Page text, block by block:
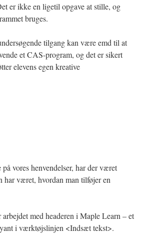
er ikke en ligetil opgave at stille, og
bruges.
tilgang kan være emd til at
et CAS-program, og det er sikert
elevens egen kreative
vores henvendelser, har der været
har været, hvordan man tilføjer en
med headeren i Maple Learn – et
i værktøjslinjen <Indsæt tekst>.